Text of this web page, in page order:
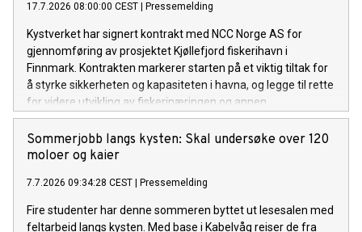
17.7.2026 08:00:00 CEST Pressemelding
Kystverket har signert kontrakt med NCC Norge AS for
gjennomføring av prosjektet Kjøllefjord fiskerihavn i
Finnmark. Kontrakten markerer starten på et viktig tiltak for
å styrke sikkerheten og kapasiteten i havna, og legge til rette
for videre utvikling av fiskerinæringen og annen
næringsaktivitet i området.
Sommerjobb langs kysten: Skal undersøke over 120
moloer og kaier
7.7.2026 09:34:28 CEST Pressemelding
Fire studenter har denne sommeren byttet ut lesesalen med
feltarbeid langs kysten. Med base i Kabelvåg reiser de fra